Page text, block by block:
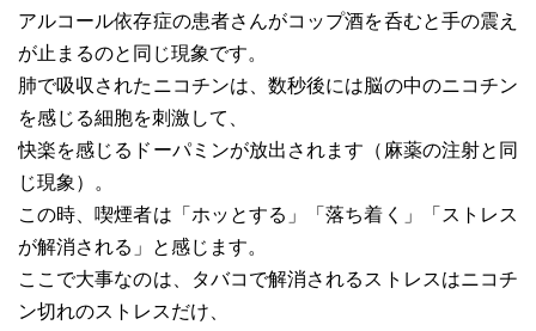
アルコール依存症の患者さんがコップ酒を呑むと手の震え
が止まるのと同じ現象です。
肺で吸収されたニコチンは、数秒後には脳の中のニコチン
を感じる細胞を刺激して、
快楽を感じるドーパミンが放出されます（麻薬の注射と同
じ現象）。
この時、喫煙者は「ホッとする」「落ち着く」「ストレス
が解消される」と感じます。
ここで大事なのは、タバコで解消されるストレスはニコチ
ン切れのストレスだけ、